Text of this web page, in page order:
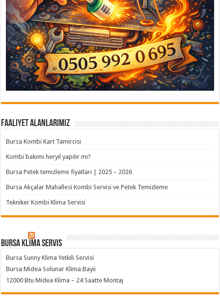
Faaliyet Alanlarımız
Bursa Kombi Kart Tamircisi
Kombi bakımı heryıl yapılır mı?
Bursa Petek temizleme fiyatları | 2025 – 2026
Bursa Akçalar Mahallesi Kombi Servisi ve Petek Temizleme
Tekniker Kombi Klima Servisi
Bursa klima servis
Bursa Sunny Klima Yetkili Servisi
Bursa Midea Solunar Klima Bayii
12000 Btu Midea Klima – 24 Saatte Montaj